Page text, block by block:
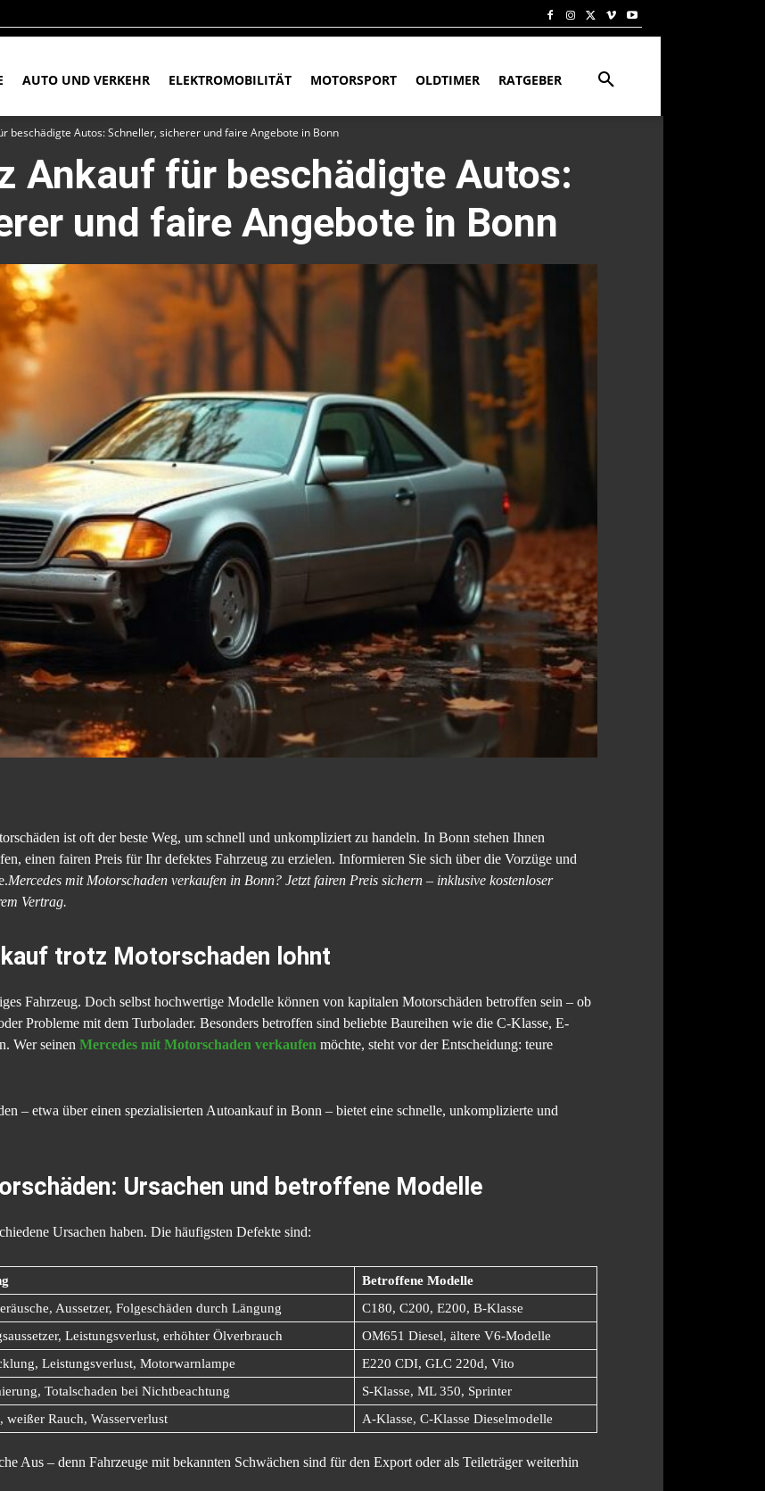
AUTO UND VERKEHR ELEKTROMOBILITÄT MOTORSPORT OLDTIMER RATGEBER
beschädigte Autos: Schneller, sicherer und faire Angebote in Bonn
Ankauf für beschädigte Autos:
und faire Angebote in Bonn
ist oft der beste Weg, um schnell und unkompliziert zu handeln. In Bonn stehen Ihnen
einen fairen Preis für Ihr defektes Fahrzeug zu erzielen. Informieren Sie sich über die Vorzüge und
Mercedes mit Motorschaden verkaufen in Bonn? Jetzt fairen Preis sichern – inklusive kostenloser
Vertrag.
trotz Motorschaden lohnt
Fahrzeug. Doch selbst hochwertige Modelle können von kapitalen Motorschäden betroffen sein – ob
Probleme mit dem Turbolader. Besonders betroffen sind beliebte Baureihen wie die C-Klasse, E-
Wer seinen Mercedes mit Motorschaden verkaufen möchte, steht vor der Entscheidung: teure
– etwa über einen spezialisierten Autoankauf in Bonn – bietet eine schnelle, unkomplizierte und
Ursachen und betroffene Modelle
Ursachen haben. Die häufigsten Defekte sind:
Betroffene Modelle
Aussetzer, Folgeschäden durch Längung
C180, C200, E200, B-Klasse
Leistungsverlust, erhöhter Ölverbrauch
OM651 Diesel, ältere V6-Modelle
Leistungsverlust, Motorwarnlampe
E220 CDI, GLC 220d, Vito
Totalschaden bei Nichtbeachtung
S-Klasse, ML 350, Sprinter
weißer Rauch, Wasserverlust A-Klasse, C-Klasse Dieselmodelle
Aus – denn Fahrzeuge mit bekannten Schwächen sind für den Export oder als Teileträger weiterhin